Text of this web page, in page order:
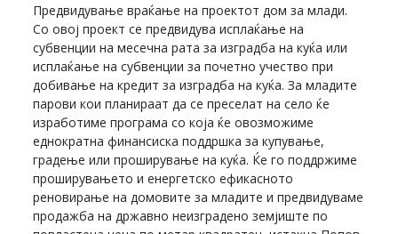
Предвидување враќање на проектот дом за млади.
Со овој проект се предвидува исплаќање на
субвенции на месечна рата за изградба на куќа или
исплаќање на субвенции за почетно учество при
добивање на кредит за изградба на куќа. За младите
парови кои планираат да се преселат на село ќе
изработиме програма со која ќе овозможиме
еднократна финансиска поддршка за купување,
градење или проширување на куќа. Ќе го поддржиме
проширувањето и енергетско ефикасното
реновирање на домовите за младите и предвидуваме
продажба на државно неизградено земјиште по